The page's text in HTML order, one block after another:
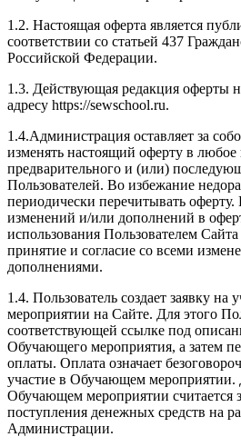
1.2. Настоящая оферта является
соответствии со статьей 437
Российской Федерации.
1.3. Действующая редакция оферты
адресу https://sewschool.ru.
1.4.Администрация оставляет за
изменять настоящий оферту в любое
предварительного и (или)
Пользователей. Во избежание
периодически перечитывать оферту.
изменений и/или дополнений в
использования Пользователем Сайта
принятие и согласие со всеми
дополнениями.
1.4. Пользователь создает заявку на
мероприятии на Сайте. Для этого
соответствующей ссылке под
Обучающего мероприятия, а затем
оплаты. Оплата означает
участие в Обучающем мероприятии.
Обучающем мероприятии считается
поступления денежных средств на
Администрации.